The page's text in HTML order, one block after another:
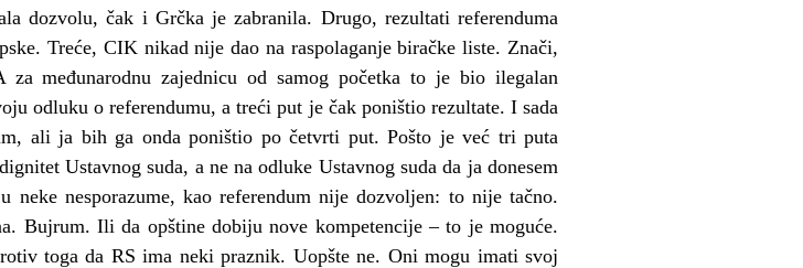
dozvolu, čak i Grčka je zabranila. Drugo, rezultati referenduma
Treće, CIK nikad nije dao na raspolaganje biračke liste. Znači,
međunarodnu zajednicu od samog početka to je bio ilegalan
odluku o referendumu, a treći put je čak poništio rezultate. I sada
ali ja bih ga onda poništio po četvrti put. Pošto je već tri puta
Ustavnog suda, a ne na odluke Ustavnog suda da ja donesem
nesporazume, kao referendum nije dozvoljen: to nije tačno.
Bujrum. Ili da opštine dobiju nove kompetencije – to je moguće.
toga da RS ima neki praznik. Uopšte ne. Oni mogu imati svoj